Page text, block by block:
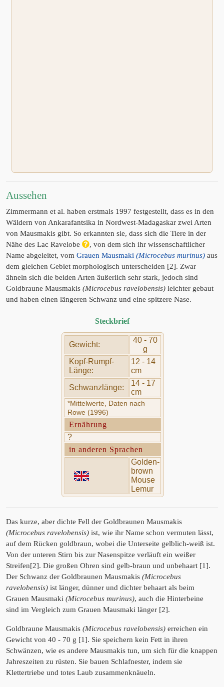
Aussehen
Zimmermann et al. haben erstmals 1997 festgestellt, dass es in den
Wäldern von Ankarafantsika in Nordwest-Madagaskar zwei Arten
von Mausmakis gibt. So erkannten sie, dass sich die Tiere in der
Nähe des Lac Ravelobe
, von dem sich ihr wissenschaftlicher
Name abgeleitet, vom Grauen Mausmaki (Microcebus murinus) aus
dem gleichen Gebiet morphologisch unterscheiden [2]. Zwar
ähneln sich die beiden Arten äußerlich sehr stark, jedoch sind
Goldbraune Mausmakis (Microcebus ravelobensis) leichter gebaut
und haben einen längeren Schwanz und eine spitzere Nase.
Steckbrief
Gewicht:
40 - 70
g
Kopf-Rumpf-
Länge:
12 - 14
cm
Schwanzlänge:
14 - 17
cm
*Mittelwerte, Daten nach
Rowe (1996)
Ernährung
?
in anderen Sprachen
Golden-
brown
Mouse
Lemur
Das kurze, aber dichte Fell der Goldbraunen Mausmakis
(Microcebus ravelobensis) ist, wie ihr Name schon vermuten lässt,
auf dem Rücken goldbraun, wobei die Unterseite gelblich-weiß ist.
Von der unteren Stirn bis zur Nasenspitze verläuft ein weißer
Streifen[2]. Die großen Ohren sind gelb-braun und unbehaart [1].
Der Schwanz der Goldbraunen Mausmakis (Microcebus
ravelobensis) ist länger, dünner und dichter behaart als beim
Grauen Mausmaki (Microcebus murinus), auch die Hinterbeine
sind im Vergleich zum Grauen Mausmaki länger [2].
Goldbraune Mausmakis (Microcebus ravelobensis) erreichen ein
Gewicht von 40 - 70 g [1]. Sie speichern kein Fett in ihren
Schwänzen, wie es andere Mausmakis tun, um sich für die knappen
Jahreszeiten zu rüsten. Sie bauen Schlafnester, indem sie
Klettertriebe und totes Laub zusammenknäueln.